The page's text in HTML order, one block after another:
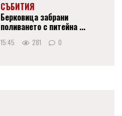
СЪБИТИЯ
Берковица забрани
поливането с питейна ...
15:45 281 0